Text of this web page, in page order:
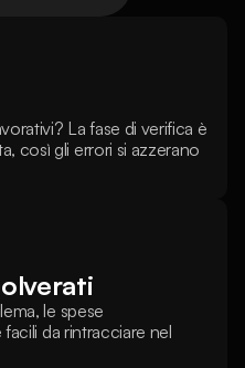
La fase di verifica è
così gli errori si azzerano
le spese
da rintracciare nel